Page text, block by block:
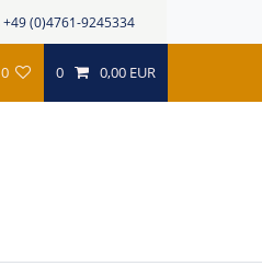
+49 (0)4761-9245334
0 0 0,00 EUR